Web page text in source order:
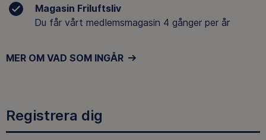
Magasin Friluftsliv
Du får vårt medlemsmagasin 4 gånger per år
MER OM VAD SOM INGÅR
Registrera dig